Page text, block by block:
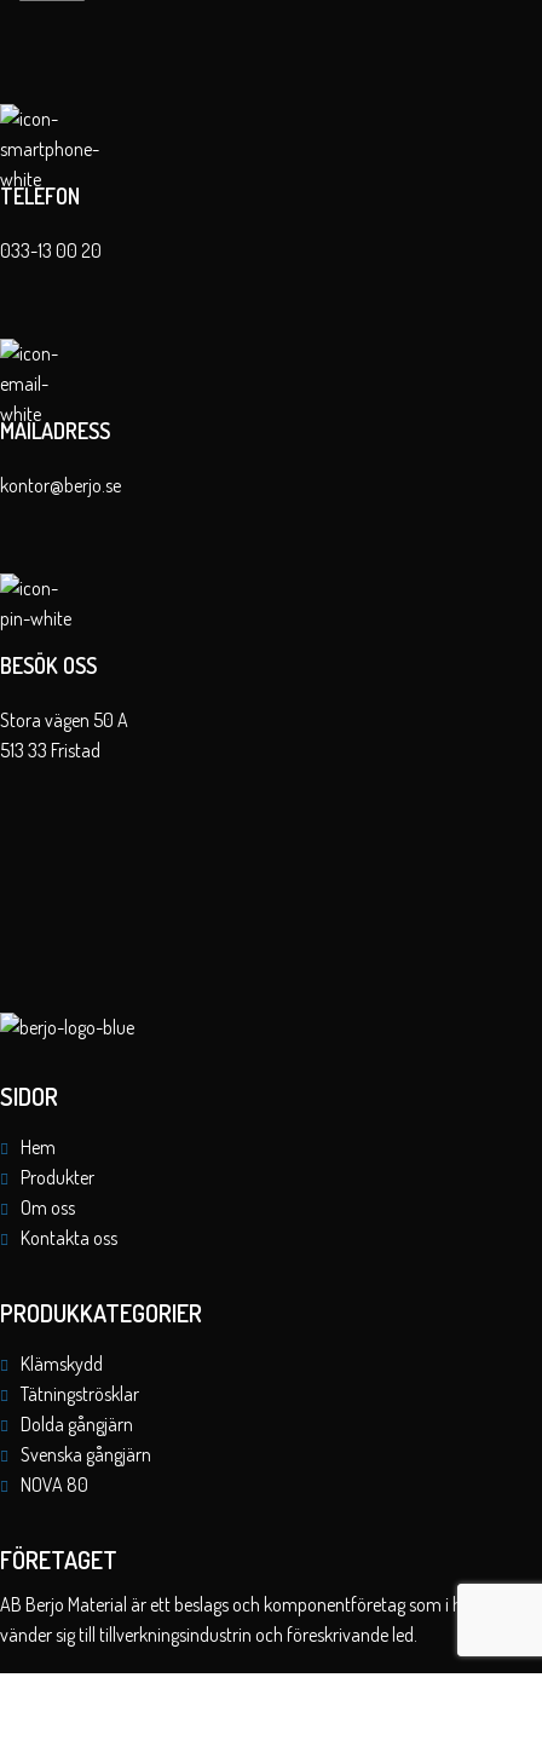
TELEFON
033-13 00 20
MAILADRESS
kontor@berjo.se
BESÖK OSS
Stora vägen 50 A
513 33 Fristad
SIDOR
Hem
Produkter
Om oss
Kontakta oss
PRODUKKATEGORIER
Klämskydd
Tätningströsklar
Dolda gångjärn
Svenska gångjärn
NOVA 80
FÖRETAGET
AB Berjo Material är ett beslags och komponentföretag som i huvudskap
vänder sig till tillverkningsindustrin och föreskrivande led.